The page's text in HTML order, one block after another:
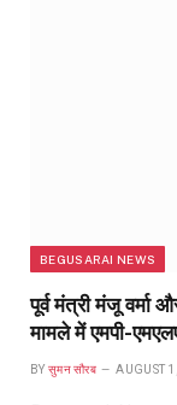
BEGUSARAI NEWS
पूर्व मंत्री मंजू
मामले में एमपी-
BY सुमन सौरब AUGUST